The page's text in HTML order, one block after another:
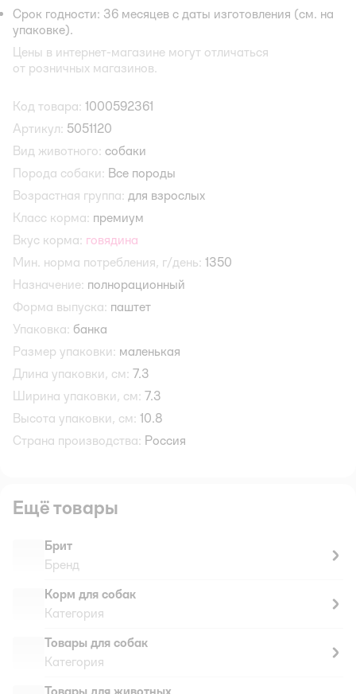
Срок годности: 36 месяцев с даты изготовления (см. на
упаковке).
Цены в интернет-магазине могут отличаться
от розничных магазинов.
Код товара: 1000592361
Артикул: 5051120
Вид животного: собаки
Порода собаки: Все породы
Возрастная группа: для взрослых
Класс корма: премиум
Вкус корма: говядина
Мин. норма потребления, г/день: 1350
Назначение: полнорационный
Форма выпуска: паштет
Упаковка: банка
Размер упаковки: маленькая
Длина упаковки, см: 7.3
Ширина упаковки, см: 7.3
Высота упаковки, см: 10.8
Страна производства: Россия
Ещё товары
Брит
Бренд
Корм для собак
Категория
Товары для собак
Категория